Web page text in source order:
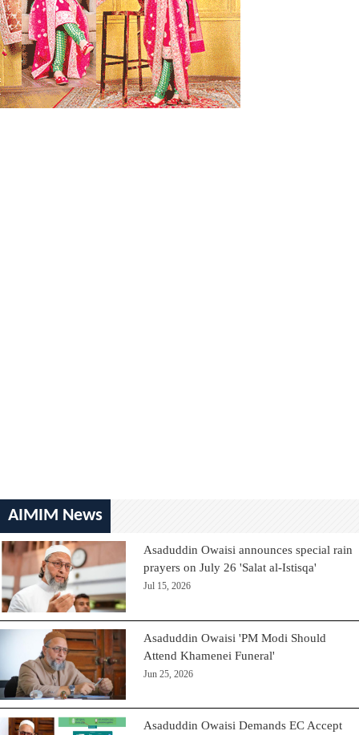
AIMIM News
Asaduddin Owaisi announces special rain
prayers on July 26 'Salat al-Istisqa'
Jul 15, 2026
Asaduddin Owaisi 'PM Modi Should
Attend Khamenei Funeral'
Jun 25, 2026
Asaduddin Owaisi Demands EC Accept